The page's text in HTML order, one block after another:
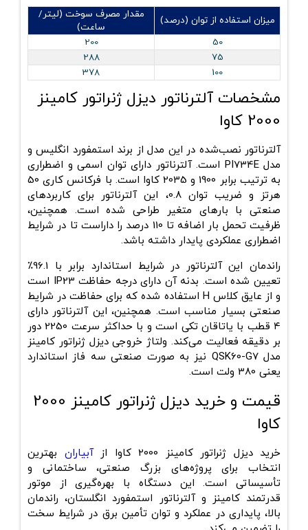
میزان استفاده از توان (درصد)
مقدار مصرف سوخت (لیتر/
ساعت)
50
200
75
288
100
378
مشخصات آلترناتور دیزل ژنراتور کامینز
2000 کاوا
آلترناتور نصب‌شده در این مدل از برند استمفورد انگلیس و
مدلPI734E است. آلترناتور دارای توان اسمی و اضطراری
به ترتیب برابر 1900 و 2035 کاوا است. با فرکانس کاری 50
هرتز و ضریب توان0.8، این آلترناتور برای کاربردهای
صنعتی با بارهای متغیر طراحی شده است. همچنین،
ظرفیت تحمل بار اضافه تا 110 درصد
را داراست تا در شرایط
اضطراری عملکردی پایدار داشته باشد.
راندمان این آلترناتور در شرایط استاندارد برابر با 96.1٪
تعیین شده است. بدنه آن دارای درجه حفاظت IP23 است
و از عایق کلاس H
استفاده شده که برای حفاظت در شرایط
صنعتی بسیار مناسب است. همچنین، این آلترناتور دارای
۴ قطب
با یاتاقان تکی است و با حداکثر سرعت
2250 دور
بر دقیقه فعالیت می‌کند. ولتاژ خروجی دیزل ژنراتور کامینز
مدلQSK60-G7 نیز به صورت صنعتی سه فاز استاندارد
یعنی 380 ولت است.
قیمت و خرید دیزل ژنراتور کامینز 2000
کاوا
خرید دیزل ژنراتور کامینز 2000 کاوا از آبیاران بهترین
انتخاب برای پروژه‌های بزرگ صنعتی، ساختمانی و
تأسیساتی است. این دستگاه با بهره‌گیری از موتور
قدرتمند کامینز و آلترناتور استمفورد انگلستان، راندمان
بالا، پایداری در عملکرد و توان تأمین برق در شرایط سخت